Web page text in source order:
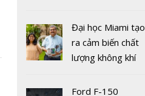
Đại học Miami tạo
ra cảm biến chất
lượng không khí
19
Ford F-150